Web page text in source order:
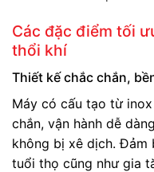
Các đặc điểm tối
thổi khí
Thiết kế chắc chắn,
Máy có cấu tạo từ
chắn, vận hành dễ
không bị xê dịch. Đảm
tuổi thọ cũng như gia